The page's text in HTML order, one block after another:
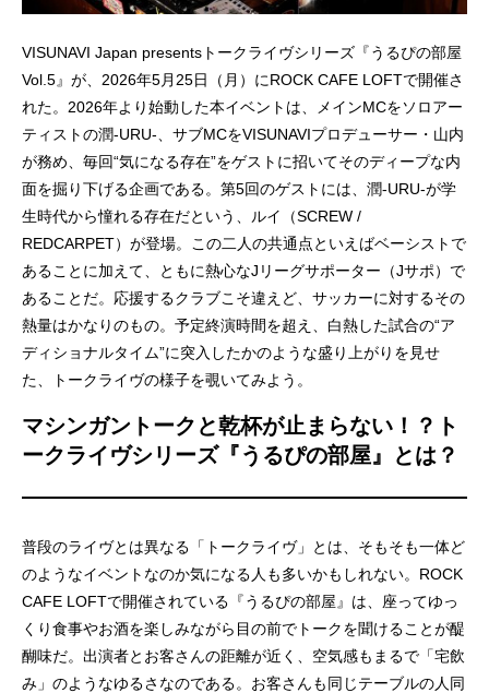
VISUNAVI Japan presentsトークライヴシリーズ『うるぴの部屋
Vol.5』が、2026年5月25日（月）にROCK CAFE LOFTで開催さ
れた。2026年より始動した本イベントは、メインMCをソロアー
ティストの潤-URU-、サブMCをVISUNAVIプロデューサー・山内
が務め、毎回“気になる存在”をゲストに招いてそのディープな内
面を掘り下げる企画である。第5回のゲストには、潤-URU-が学
生時代から憧れる存在だという、ルイ（SCREW /
REDCARPET）が登場。この二人の共通点といえばベーシストで
あることに加えて、ともに熱心なJリーグサポーター（Jサポ）で
あることだ。応援するクラブこそ違えど、サッカーに対するその
熱量はかなりのもの。予定終演時間を超え、白熱した試合の“ア
ディショナルタイム”に突入したかのような盛り上がりを見せ
た、トークライヴの様子を覗いてみよう。
マシンガントークと乾杯が止まらない！？ト
ークライヴシリーズ『うるぴの部屋』とは？
普段のライヴとは異なる「トークライヴ」とは、そもそも一体ど
のようなイベントなのか気になる人も多いかもしれない。ROCK
CAFE LOFTで開催されている『うるぴの部屋』は、座ってゆっ
くり食事やお酒を楽しみながら目の前でトークを聞けることが醍
醐味だ。出演者とお客さんの距離が近く、空気感もまるで「宅飲
み」のようなゆるさなのである。お客さんも同じテーブルの人同